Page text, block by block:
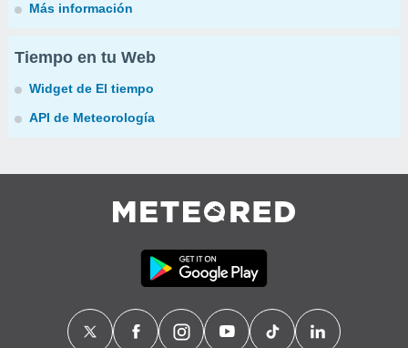
Más información
Tiempo en tu Web
Widget de El tiempo
API de Meteorología